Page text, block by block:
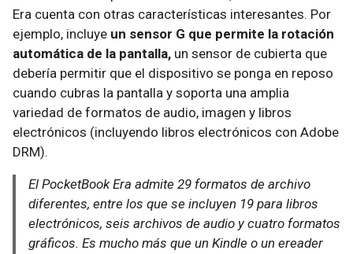
Era cuenta con otras características interesantes. Por
ejemplo, incluye un sensor G que permite la rotación
automática de la pantalla, un sensor de cubierta que
debería permitir que el dispositivo se ponga en reposo
cuando cubras la pantalla y soporta una amplia
variedad de formatos de audio, imagen y libros
electrónicos (incluyendo libros electrónicos con Adobe
DRM).
El PocketBook Era admite 29 formatos de archivo
diferentes, entre los que se incluyen 19 para libros
electrónicos, seis archivos de audio y cuatro formatos
gráficos. Es mucho más que un Kindle o un ereader